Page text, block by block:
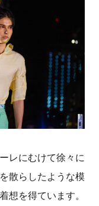
レにむけて徐々に
散らしたような模
想を得ています。